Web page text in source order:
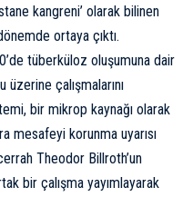
kangreni’ olarak bilinen
ortaya çıktı.
tüberküloz oluşumuna dair
üzerine çalışmalarını
bir mikrop kaynağı olarak
mesafeyi korunma uyarısı
Theodor Billroth’un
bir çalışma yayımlayarak